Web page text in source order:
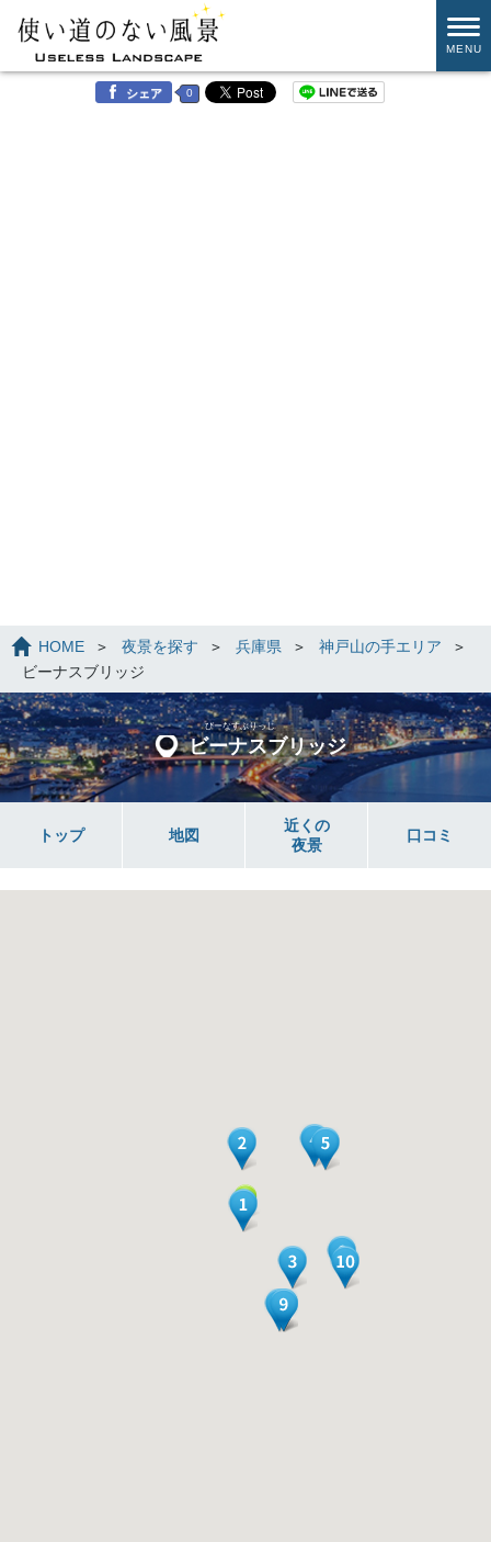
MENU
シェア 0
HOME 夜景を探す 兵庫県
神戸山の手エリア
ビーナスブリッジ
ビーナスブリッジ
びーなすぶりっじ
トップ 地図
近くの
夜景
口コミ